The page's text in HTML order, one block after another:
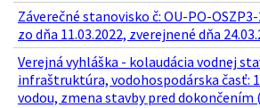
Záverečné stanovisko č: OU-PO-
zo dňa 11.03.2022, zverejnené dňa
Verejná vyhláška - kolaudácia vodnej
infraštruktúra, vodohospodárska časť:
vodou, zmena stavby pred dokončením